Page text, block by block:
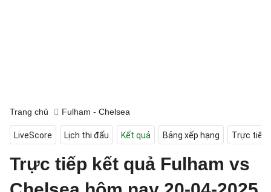
Trang chủ Fulham - Chelsea
LiveScore Lịch thi đấu Kết quả Bảng xếp hạng Trực tiếp
Trực tiếp kết quả Fulham vs